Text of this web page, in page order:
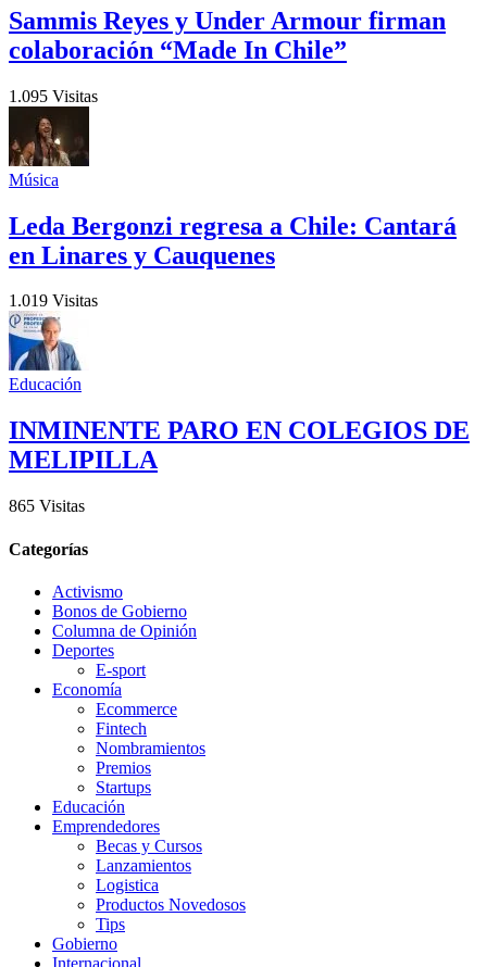
Sammis Reyes y Under Armour firman
colaboración “Made In Chile”
1.095 Visitas
Música
Leda Bergonzi regresa a Chile: Cantará
en Linares y Cauquenes
1.019 Visitas
Educación
INMINENTE PARO EN COLEGIOS DE
MELIPILLA
865 Visitas
Categorías
Activismo
Bonos de Gobierno
Columna de Opinión
Deportes
E-sport
Economía
Ecommerce
Fintech
Nombramientos
Premios
Startups
Educación
Emprendedores
Becas y Cursos
Lanzamientos
Logistica
Productos Novedosos
Tips
Gobierno
Internacional